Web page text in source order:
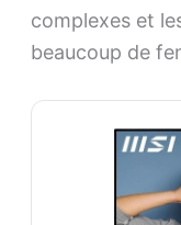
complexes et
beaucoup de